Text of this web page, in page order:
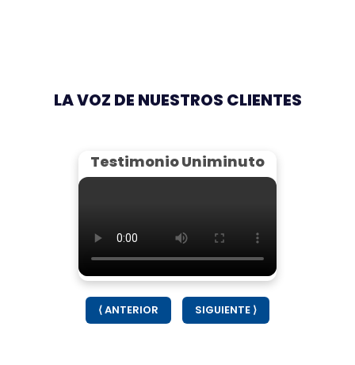
LA VOZ DE NUESTROS CLIENTES
Testimonio Uniminuto
⟨ ANTERIOR SIGUIENTE ⟩